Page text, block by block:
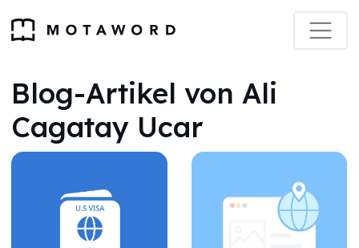
Blog-Artikel von Ali
Cagatay Ucar